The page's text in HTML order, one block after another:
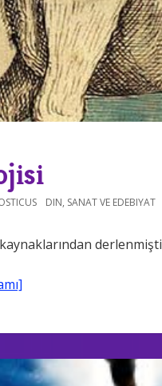
DIN, SANAT VE EDEBIYAT